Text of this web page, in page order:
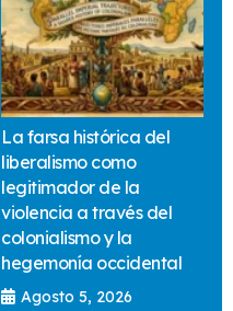
La farsa histórica del
liberalismo como
legitimador de la
violencia a través del
colonialismo y la
hegemonía occidental
Agosto 5, 2026